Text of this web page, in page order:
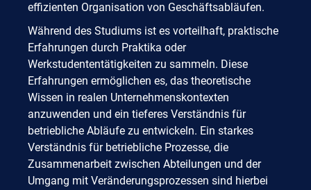
effizienten Organisation von Geschäftsabläufen.
Während des Studiums ist es vorteilhaft, praktische
Erfahrungen durch Praktika oder
Werkstudententätigkeiten zu sammeln. Diese
Erfahrungen ermöglichen es, das theoretische
Wissen in realen Unternehmenskontexten
anzuwenden und ein tieferes Verständnis für
betriebliche Abläufe zu entwickeln. Ein starkes
Verständnis für betriebliche Prozesse, die
Zusammenarbeit zwischen Abteilungen und der
Umgang mit Veränderungsprozessen sind hierbei